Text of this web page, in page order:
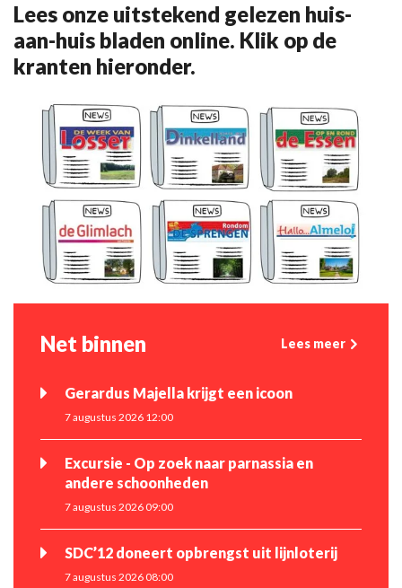
Lees onze uitstekend gelezen huis-
aan-huis bladen online. Klik op de
kranten hieronder.
Net binnen Lees meer
Gerardus Majella krijgt een icoon
7 augustus 2026 12:00
Excursie - Op zoek naar parnassia en
andere schoonheden
7 augustus 2026 09:00
SDC’12 doneert opbrengst uit lijnloterij
7 augustus 2026 08:00